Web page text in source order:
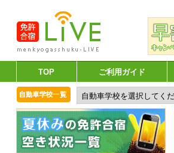
TOP ご利用ガイド